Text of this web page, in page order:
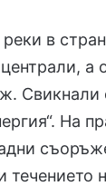
в
а
На
течението